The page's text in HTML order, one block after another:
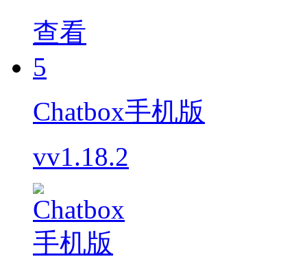
查看
5
Chatbox手机版
vv1.18.2